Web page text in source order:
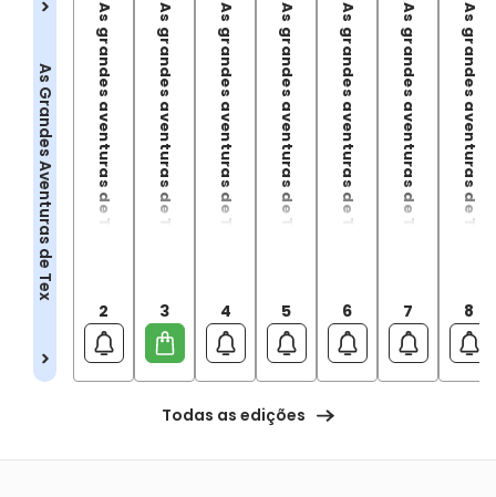
As Grandes Aventuras de Tex As grandes aventuras de Tex - Vol.02
2 As grandes aventuras de Tex - Vol.03
3 As grandes aventuras de Tex - Vol.04
4 As grandes aventuras de Tex - Vol.05
5 As grandes aventuras de Tex - Vol.06
6 As grandes aventuras de Tex - Vol.07
7 As grandes aventuras de Tex - Vol.08
8
Todas as edições